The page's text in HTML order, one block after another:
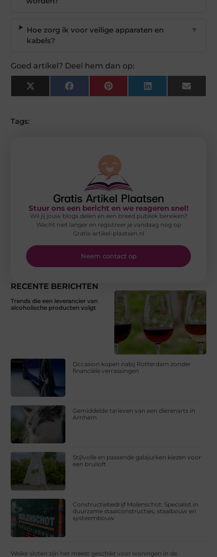
Hoe zorg ik voor veilige apparaten en
kabels?
▼
Goed artikel? Deel hem dan op:
X
(Twitter)
FacebookPinterest LinkedIn Email
Tags:
RECENTE BERICHTEN
Trends die een leverancier van
alcoholische producten volgt
Occasion kopen nabij Rotterdam zonder
financiële verrassingen
Gemiddelde tarieven van een dierenarts in
Arnhem
Stijlvolle en passende galajurken kiezen voor
een bruiloft
Constructiebedrijf Molenschot: Specialist in
duurzame staalconstructies, staalbouw en
systeembouw
Welke sloten zijn het meest geschikt voor woningen in de
Stuur ons een bericht en we reageren snel!
Wil jij jouw blogs delen en een breed publiek bereiken?
Wacht niet langer en registreer je vandaag nog op
Gratis-artikel-plaatsen.nl
Neem contact op